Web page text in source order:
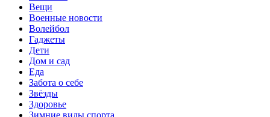
Вещи
Военные новости
Волейбол
Гаджеты
Дети
Дом и сад
Еда
Забота о себе
Звёзды
Здоровье
Зимние виды спорта